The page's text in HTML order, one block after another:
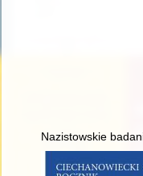
Nazistowskie